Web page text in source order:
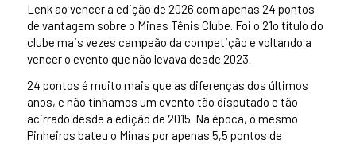
Lenk ao vencer a edição de 2026 com apenas 24 pontos
de vantagem sobre o Minas Tênis Clube. Foi o 21o título do
clube mais vezes campeão da competição e voltando a
vencer o evento que não levava desde 2023.
24 pontos é muito mais que as diferenças dos últimos
anos, e não tínhamos um evento tão disputado e tão
acirrado desde a edição de 2015. Na época, o mesmo
Pinheiros bateu o Minas por apenas 5,5 pontos de